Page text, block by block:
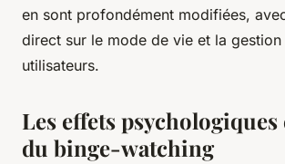
en sont profondément modifiées,
direct sur le mode de vie et la
utilisateurs.
Les effets
du binge-watching